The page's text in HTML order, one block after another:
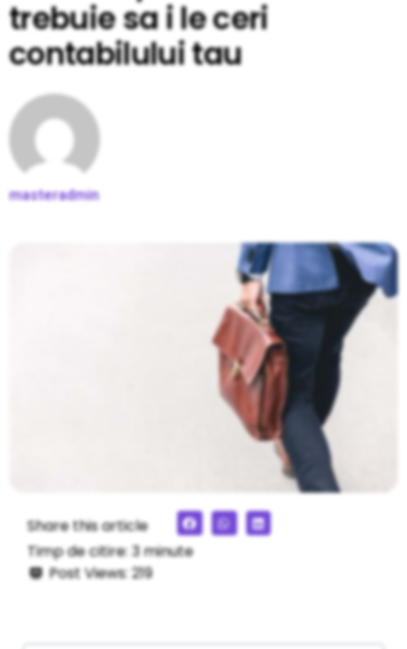
trebuie sa i le ceri
contabilului tau
masteradmin
Share this article
Timp de citire: 3minute
Post Views: 219